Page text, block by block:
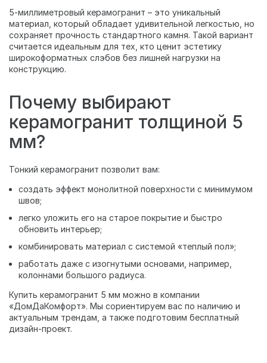
5-миллиметровый керамогранит – это уникальный
материал, который обладает удивительной легкостью, но
сохраняет прочность стандартного камня. Такой вариант
считается идеальным для тех, кто ценит эстетику
широкоформатных слэбов без лишней нагрузки на
конструкцию.
Почему выбирают
керамогранит толщиной 5
мм?
Тонкий керамогранит позволит вам:
создать эффект монолитной поверхности с минимумом
швов;
легко уложить его на старое покрытие и быстро
обновить интерьер;
комбинировать материал с системой «теплый пол»;
работать даже с изогнутыми основами, например,
колоннами большого радиуса.
Купить керамогранит 5 мм можно в компании
«ДомДаКомфорт». Мы сориентируем вас по наличию и
актуальным трендам, а также подготовим бесплатный
дизайн-проект.